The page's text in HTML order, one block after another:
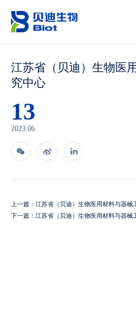
江苏省（贝迪）生物医
究中心
13
2023.06
  
上一篇：江苏省（贝迪）生物医用材料与器械
下一篇：江苏省（贝迪）生物医用材料与器械